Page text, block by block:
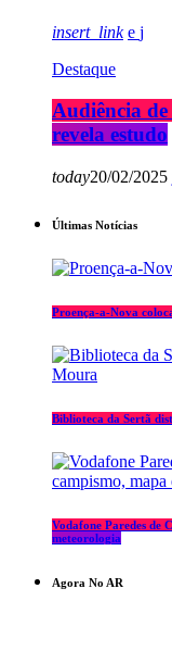
insert_link
Destaque
Audiência
revela estudo
today20/02/2025
Últimas Notícias
Proença-a-Nova
Biblioteca da Sertã
Vodafone Paredes de
meteorologia
Agora No AR